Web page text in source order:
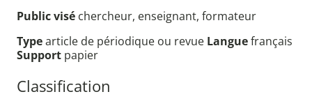
Public visé chercheur, enseignant, formateur
Typearticle de périodique ou revue Languefrançais
Support papier
Classification